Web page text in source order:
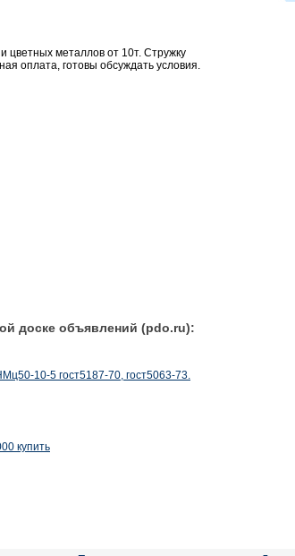
цветных металлов от 10т. Стружку
оплата, готовы обсуждать условия.
доске объявлений (pdo.ru):
10-5 гост5187-70, гост5063-73.
купить